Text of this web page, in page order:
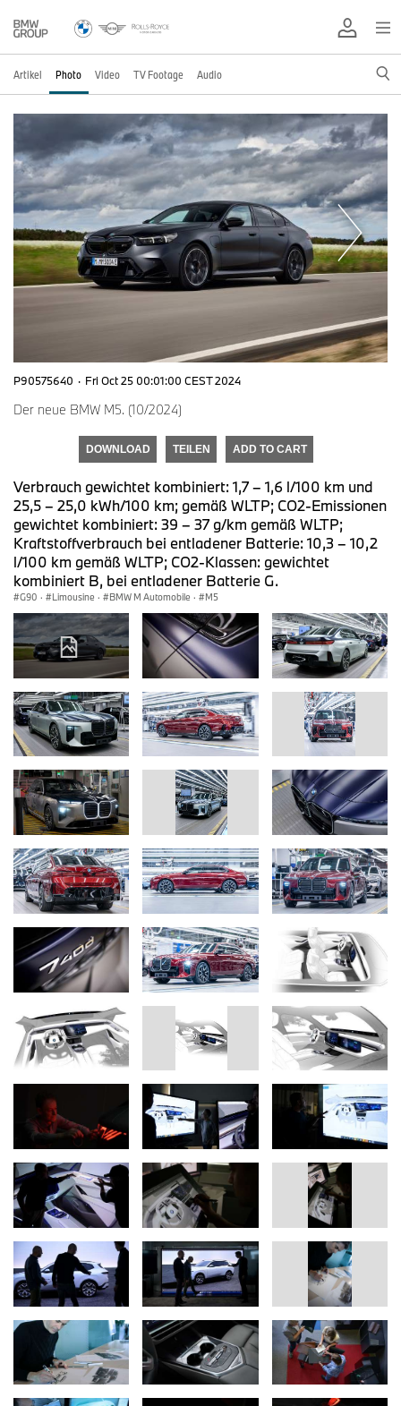
Artikel Photo Video TV Footage Audio
P90575640 · Fri Oct 25 00:01:00 CEST 2024
Der neue BMW M5. (10/2024)
DOWNLOAD TEILEN ADD TO CART
Verbrauch gewichtet kombiniert: 1,7 – 1,6 l/100 km und
25,5 – 25,0 kWh/100 km; gemäß WLTP; CO2-Emissionen
gewichtet kombiniert: 39 – 37 g/km gemäß WLTP;
Kraftstoffverbrauch bei entladener Batterie: 10,3 – 10,2
l/100 km gemäß WLTP; CO2-Klassen: gewichtet
kombiniert B, bei entladener Batterie G.
G90 · Limousine · BMW M Automobile · M5